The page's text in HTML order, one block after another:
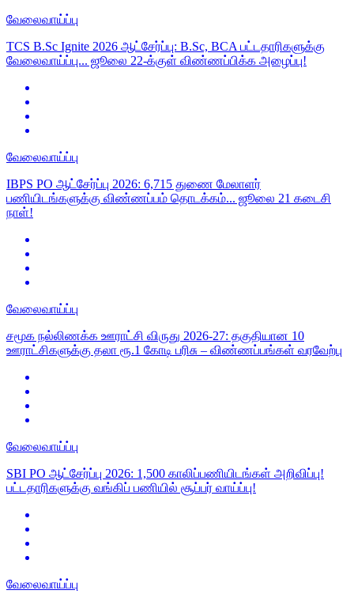
வேலைவாய்ப்பு
TCS B.Sc Ignite 2026 ஆட்சேர்ப்பு: B.Sc, BCA பட்டதாரிகளுக்கு
வேலைவாய்ப்பு... ஜூலை 22-க்குள் விண்ணப்பிக்க அழைப்பு!
வேலைவாய்ப்பு
IBPS PO ஆட்சேர்ப்பு 2026: 6,715 துணை மேலாளர்
பணியிடங்களுக்கு விண்ணப்பம் தொடக்கம்... ஜூலை 21 கடைசி
நாள்!
வேலைவாய்ப்பு
சமூக நல்லிணக்க ஊராட்சி விருது 2026-27: தகுதியான 10
ஊராட்சிகளுக்கு தலா ரூ.1 கோடி பரிசு – விண்ணப்பங்கள் வரவேற்பு
வேலைவாய்ப்பு
SBI PO ஆட்சேர்ப்பு 2026: 1,500 காலிப்பணியிடங்கள் அறிவிப்பு!
பட்டதாரிகளுக்கு வங்கிப் பணியில் சூப்பர் வாய்ப்பு!
வேலைவாய்ப்பு